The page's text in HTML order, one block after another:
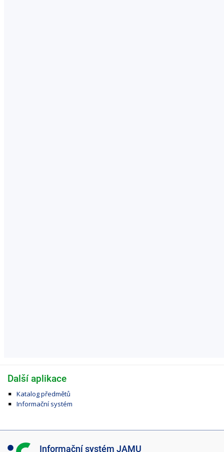
Další aplikace
Katalog předmětů
Informační systém
I Informační systém JAMU